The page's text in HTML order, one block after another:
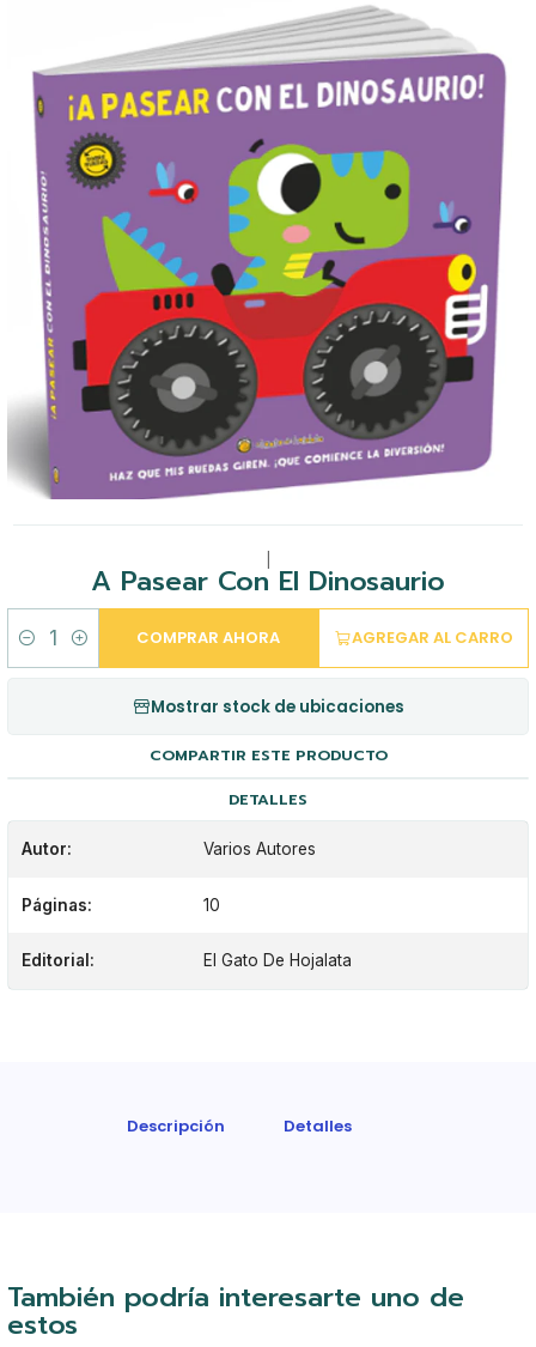
A Pasear Con El Dinosaurio
Cantidad
AGREGAR AL CARRO
COMPRAR AHORA
Mostrar stock de ubicaciones
COMPARTIR ESTE PRODUCTO
DETALLES
Autor: Varios Autores
Páginas: 10
Editorial: El Gato De Hojalata
Descripción Detalles
También podría interesarte uno de
estos